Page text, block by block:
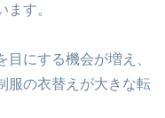
す。
にする機会が増え、
服の衣替えが大きな転